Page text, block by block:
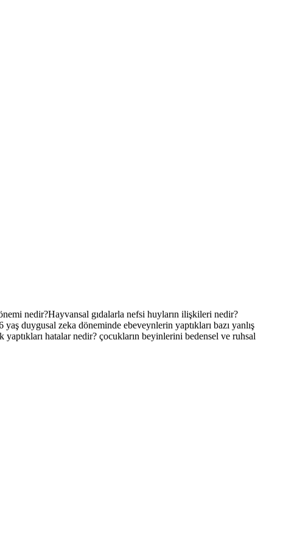
nedir?Hayvansal gıdalarla nefsi huyların ilişkileri nedir?
duygusal zeka döneminde ebeveynlerin yaptıkları bazı yanlış
hatalar nedir? çocukların beyinlerini bedensel ve ruhsal